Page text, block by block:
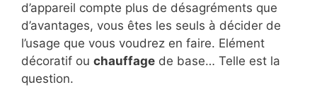
d’appareil compte plus de désagréments que
d’avantages, vous êtes les seuls à décider de
l’usage que vous voudrez en faire. Elément
décoratif ou chauffage de base… Telle est la
question.